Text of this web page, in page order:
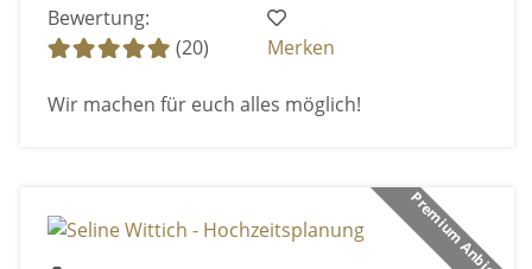
Bewertung:
(20)
Merken
Wir machen für euch alles möglich!
Premium Anbieter